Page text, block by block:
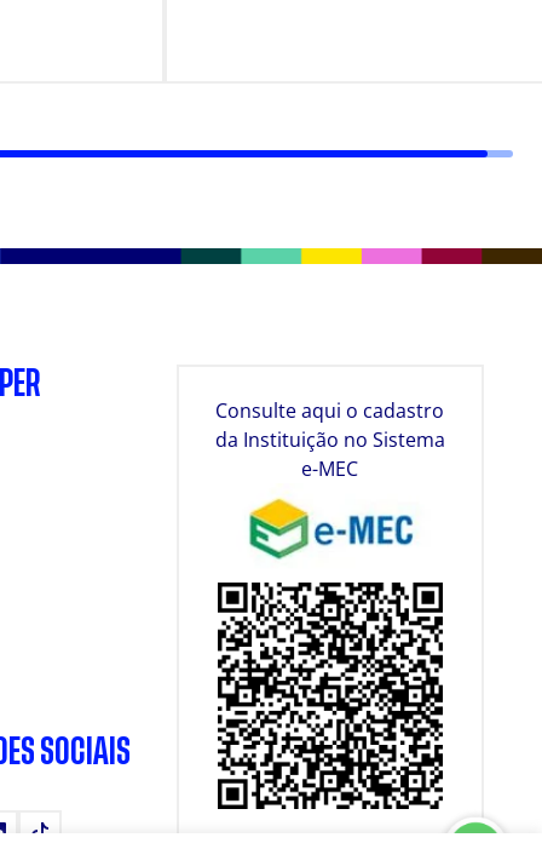
SOCIAIS
LinkedInTikTok
Consulte aqui o cadastro
da Instituição no Sistema
e-MEC